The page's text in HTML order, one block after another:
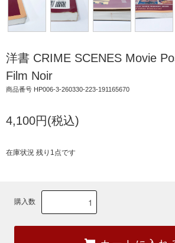
洋書 CRIME SCENES Movie
Film Noir
商品番号 HP006-3-260330-223-191165670
4,100円(税込)
在庫状況 残り1点です
購入数